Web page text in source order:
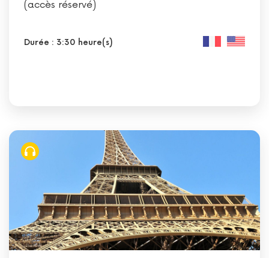
(accès réservé)
Durée : 3:30 heure(s)